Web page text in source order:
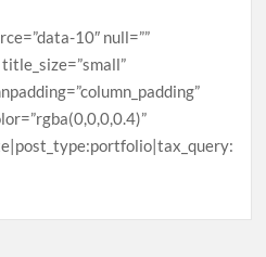
10″ null=””